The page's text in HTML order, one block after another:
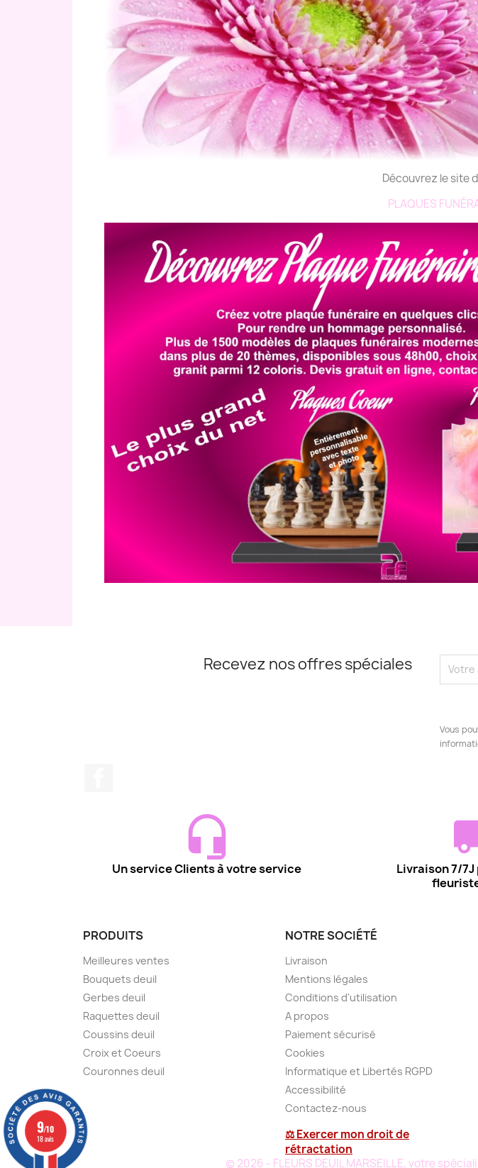
Découvrez le site
PLAQUES
Recevez nos offres spéciales
Vous
Un service Clients à votre service
Livraison 7/
PRODUITS
Meilleures ventes
Bouquets deuil
Gerbes deuil
Raquettes deuil
Coussins deuil
Croix et Coeurs
Couronnes deuil
NOTRE SOCIÉTÉ
Livraison
Mentions légales
Conditions d'utilisation
A propos
Paiement sécurisé
Cookies
Informatique et Libertés RGPD
Accessibilité
Contactez-nous
⚖ Exercer mon droit de
rétractation
© 2026 - FLEURS DEUIL MARSEILLE, votre
9/10
18 avis